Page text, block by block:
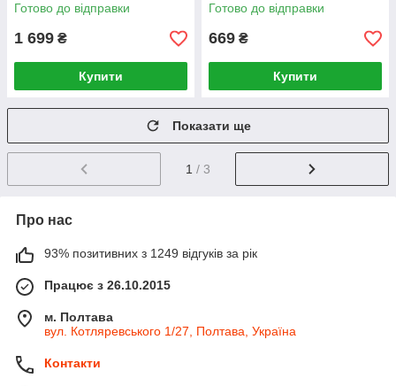
Готово до відправки
1 699 ₴
Купити
Готово до відправки
669 ₴
Купити
Показати ще
1 / 3
Про нас
93% позитивних з 1249 відгуків за рік
Працює з 26.10.2015
м. Полтава
вул. Котляревського 1/27, Полтава, Україна
Контакти